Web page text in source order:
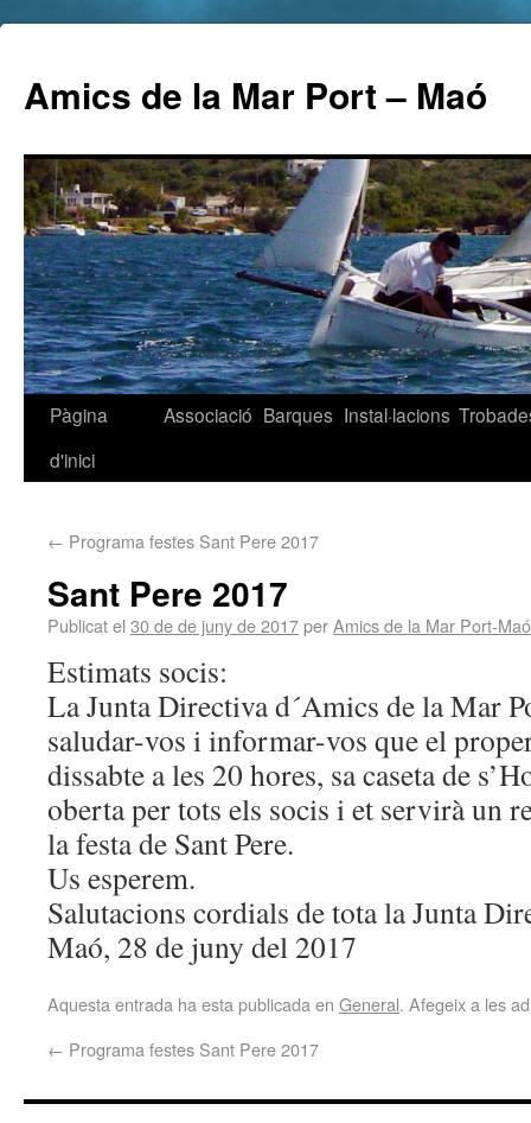
Amics de la Mar Port – Maó
Pàgina
d'inici
Associació Barques Instal·lacions
← Programa festes Sant Pere 2017
Sant Pere 2017
Publicat el 30 de de juny de 2017perAmics de la Mar Port-Maó
Estimats socis:
La Junta Directiva d´Amics de la Mar
saludar-vos i informar-vos que el
dissabte a les 20 hores, sa caseta de
oberta per tots els socis i et servirà un
la festa de Sant Pere.
Us esperem.
Salutacions cordials de tota la Junta
Maó, 28 de juny del 2017
Aquesta entrada ha esta publicada en General. Afegeix a les
← Programa festes Sant Pere 2017